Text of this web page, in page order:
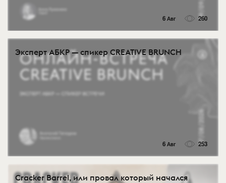
6 Авг 260
Эксперт АБКР — спикер CREATIVE BRUNCH
6 Авг 253
Cracker Barrel, или провал который начался